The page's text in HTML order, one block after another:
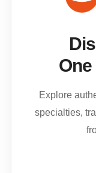
Explore
specialties,